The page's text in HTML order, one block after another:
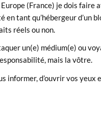
(France) je dois
en tant qu’hébergeur d’un
réels ou non.
un(e) médium(e) ou
mais la vôtre.
informer, d’ouvrir vos yeux